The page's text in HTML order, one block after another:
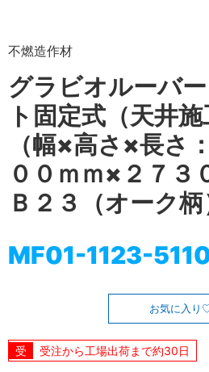
不燃造作材
グラビオルーバ
ト固定式（天井
（幅×高さ×長さ
００ｍｍ×２７３
Ｂ２３（オーク柄
MF01-1123-
お気に入り
受注から工場出荷まで約30日